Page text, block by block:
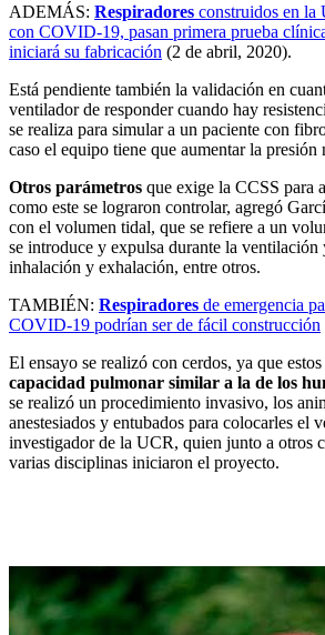
ADEMÁS: Respiradores construidos en la
con COVID-19, pasan primera prueba
iniciará su fabricación (2 de abril, 2020).
Está pendiente también la validación en
ventilador de responder cuando hay
se realiza para simular a un paciente con
caso el equipo tiene que aumentar la presión
Otros parámetros que exige la CCSS para
como este se lograron controlar, agregó
con el volumen tidal, que se refiere a un
se introduce y expulsa durante la
inhalación y exhalación, entre otros.
TAMBIÉN: Respiradores de emergencia
COVID-19 podrían ser de fácil construcción
El ensayo se realizó con cerdos, ya que
capacidad pulmonar similar a la de los
se realizó un procedimiento invasivo, los
anestesiados y entubados para colocarles el
investigador de la UCR, quien junto a otros
varias disciplinas iniciaron el proyecto.